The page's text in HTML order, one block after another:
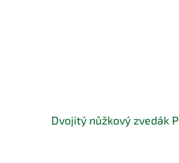
Dvojitý nůžkový zvedák